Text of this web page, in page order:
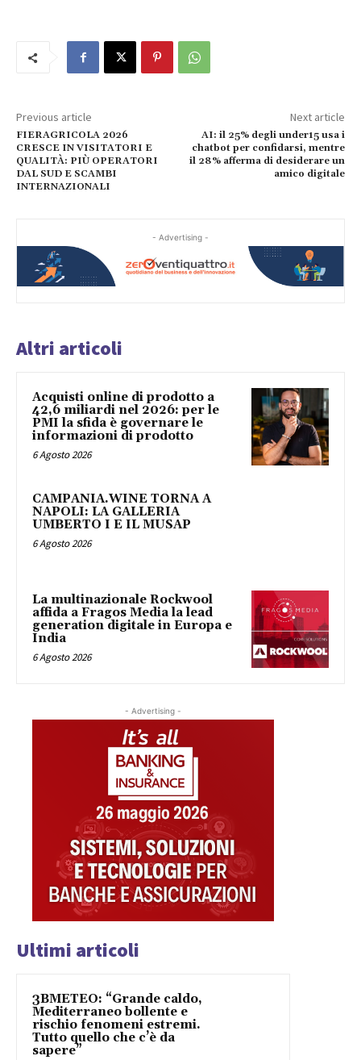
Previous article
FIERAGRICOLA 2026
CRESCE IN VISITATORI E
QUALITÀ: PIÙ OPERATORI
DAL SUD E SCAMBI
INTERNAZIONALI
Next article
AI: il 25% degli under15 usa i
chatbot per confidarsi, mentre
il 28% afferma di desiderare un
amico digitale
- Advertising -
Altri articoli
Acquisti online di prodotto a
42,6 miliardi nel 2026: per le
PMI la sfida è governare le
informazioni di prodotto
6 Agosto 2026
CAMPANIA.WINE TORNA A
NAPOLI: LA GALLERIA
UMBERTO I E IL MUSAP
6 Agosto 2026
La multinazionale Rockwool
affida a Fragos Media la lead
generation digitale in Europa e
India
6 Agosto 2026
- Advertising -
Ultimi articoli
3BMETEO: “Grande caldo,
Mediterraneo bollente e
rischio fenomeni estremi.
Tutto quello che c’è da
sapere”